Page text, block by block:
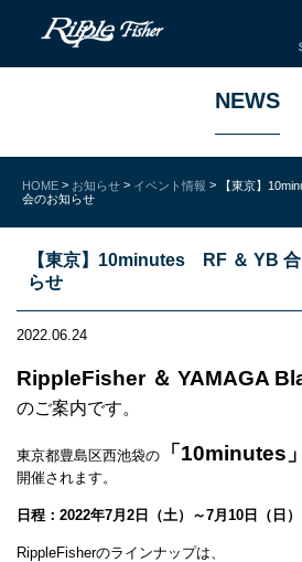
NEWS
HOME > お知らせ > イベント情報 >
【東京】
会のお知らせ
【東京】10minutes RF ＆ YB
らせ
2022.06.24
RippleFisher ＆ YAMAGA
のご案内です。
東京都豊島区西池袋の 「10minutes」
開催されます。
日程：2022年7月2日（土）～7月10日（日）
RippleFisherのラインナップは、